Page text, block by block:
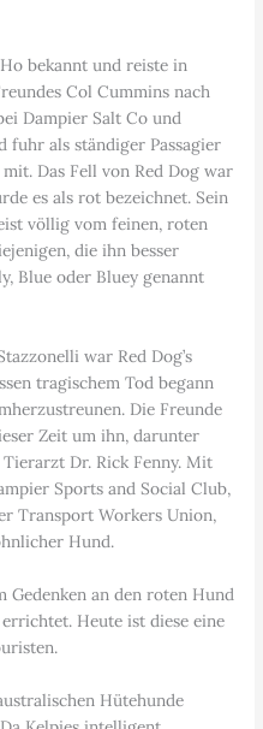
bekannt und reiste in
Col Cummins nach
Dampier Salt Co und
fuhr als ständiger Passagier
Das Fell von Red Dog war
es als rot bezeichnet. Sein
völlig vom feinen, roten
die ihn besser
Blue oder Bluey genannt
war Red Dog’s
tragischem Tod begann
Die Freunde
Zeit um ihn, darunter
Dr. Rick Fenny. Mit
Sports and Social Club,
Transport Workers Union,
Hund.
Gedenken an den roten Hund
Heute ist diese eine
Hütehunde